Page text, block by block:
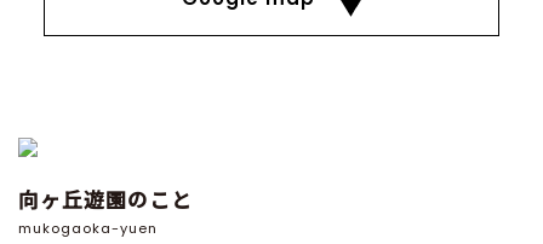
向ヶ丘遊園のこと
mukogaoka-yuen